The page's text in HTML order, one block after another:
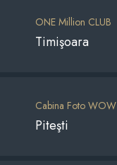
ONE Million CLUB
Timişoara
Cabina Foto WOW
Piteşti